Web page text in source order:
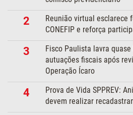
2
Reunião virtual esclarece
CONEFIP e reforça
3
Fisco Paulista lavra
autuações fiscais após
Operação Ícaro
4
Prova de Vida SPPREV:
devem realizar